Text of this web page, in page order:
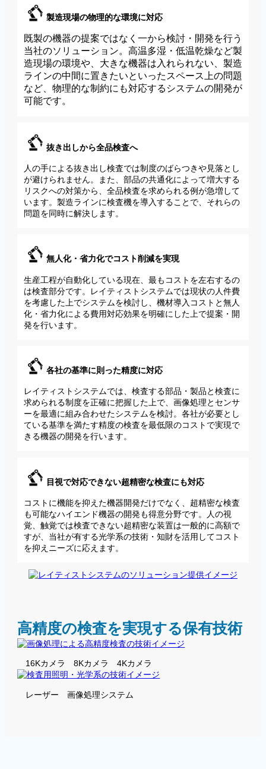
製造現場の物理的な環境に対応
既製の機器の提案ではなく一から検討・開発を行う
当社のソリューション。高温多湿・低温乾燥など製
造現場の環境や、大きな機器は入れられない、製造
ラインの中間に置きたいといったスペース上の問題
など、物理的な制約にも対応するシステムの開発が
可能です。
抜き出しから全品検査へ
人の手による抜き出し検査では制度のばらつきや見落とし
が避けられません。また、部品の共通化によって増大する
リスクへの対策から、全品検査を求められる例が急増して
います。製造ラインに検査機を導入することで、それらの
問題を同時に解決します。
無人化・省力化でコスト削減を実現
生産工程が自動化している現在、最もコストを左右するの
は検査部分です。レイティストシステムでは現状の人件費
を考慮した上でシステムを検討し、機材導入コストと無人
化・省力化による費用対応効果を明確にした上で提案・開
発を行います。
各社の基準に則った精度に対応
レイティストシステムでは、検査する部品・製品と検査に
求められる制度を正確に把握した上で、画像処理とセンサ
ーを最適に組み合わせたシステムを検討。各社が必要とし
ている基準を満たす精度の検査を最低限のコストで実現で
きる機器の開発を行います。
目視で対応できない超精密な検査にも対応
コストに機能を抑えた機器開発だけでなく、超精密な検査
も可能なハイエンド機器の開発も得意分野です。人の視
覚、触覚では検査できない超精密な装置は一般的に高額で
すが、当社が有する光学系の技術・知財を活用してコスト
を抑えニーズに応えます。
高精度の検査を実現する保有技術
16Kカメラ 8Kカメラ 4Kカメラ
レーザー 画像処理システム